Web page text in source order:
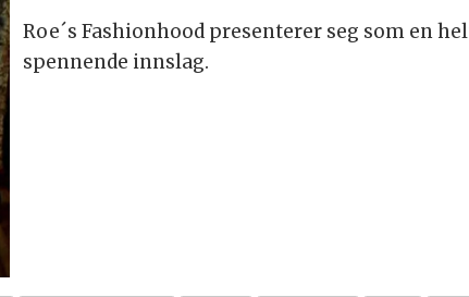
Roe´s Fashionhood presenterer seg som en
spennende innslag.